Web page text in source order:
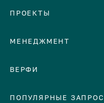
ЕВРОПА
Греция
Испания
Монако
ПРОЕКТЫ
МЕНЕДЖМЕНТ
Помощь с продажей яхты
Доверительное управление
ВЕРФИ
Abeking & Rasmussen
ПОПУЛЯРНЫЕ